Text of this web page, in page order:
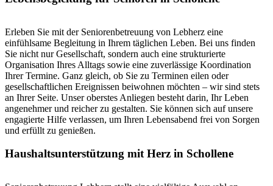
Erleben Sie mit der Seniorenbetreuung von Lebherz eine
einfühlsame Begleitung in Ihrem täglichen Leben. Bei uns finden
Sie nicht nur Gesellschaft, sondern auch eine strukturierte
Organisation Ihres Alltags sowie eine zuverlässige Koordination
Ihrer Termine. Ganz gleich, ob Sie zu Terminen eilen oder
gesellschaftlichen Ereignissen beiwohnen möchten – wir sind stets
an Ihrer Seite. Unser oberstes Anliegen besteht darin, Ihr Leben
angenehmer und reicher zu gestalten. Sie können sich auf unsere
engagierte Hilfe verlassen, um Ihren Lebensabend frei von Sorgen
und erfüllt zu genießen.
Haushalts­unterstützung mit Herz in Schollene